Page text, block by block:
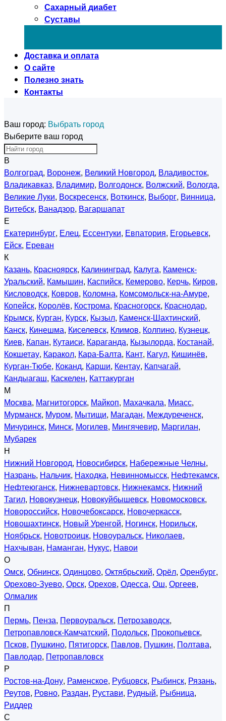
Сахарный диабет
Суставы
Доставка и оплата
О сайте
Полезно знать
Контакты
Ваш город: Выбрать город
Выберите ваш город
В
Волгоград, Воронеж, Великий Новгород, Владивосток,
Владикавказ, Владимир, Волгодонск, Волжский, Вологда,
Великие Луки, Воскресенск, Воткинск, Выборг, Винница,
Витебск, Ванадзор, Вагаршапат
Е
Екатеринбург, Елец, Ессентуки, Евпатория, Егорьевск,
Ейск, Ереван
К
Казань, Красноярск, Калининград, Калуга, Каменск-
Уральский, Камышин, Каспийск, Кемерово, Керчь, Киров,
Кисловодск, Ковров, Коломна, Комсомольск-на-Амуре,
Копейск, Королёв, Кострома, Красногорск, Краснодар,
Крымск, Курган, Курск, Кызыл, Каменск-Шахтинский,
Канск, Кинешма, Киселевск, Климов, Колпино, Кузнецк,
Киев, Капан, Кутаиси, Караганда, Кызылорда, Костанай,
Кокшетау, Каракол, Кара-Балта, Кант, Кагул, Кишинёв,
Курган-Тюбе, Коканд, Карши, Кентау, Капчагай,
Кандыагаш, Каскелен, Каттакурган
М
Москва, Магнитогорск, Майкоп, Махачкала, Миасс,
Мурманск, Муром, Мытищи, Магадан, Междуреченск,
Мичуринск, Минск, Могилев, Мингячевир, Маргилан,
Мубарек
Н
Нижний Новгород, Новосибирск, Набережные Челны,
Назрань, Нальчик, Находка, Невинномысск, Нефтекамск,
Нефтеюганск, Нижневартовск, Нижнекамск, Нижний
Тагил, Новокузнецк, Новокуйбышевск, Новомосковск,
Новороссийск, Новочебоксарск, Новочеркасск,
Новошахтинск, Новый Уренгой, Ногинск, Норильск,
Ноябрьск, Новотроицк, Новоуральск, Николаев,
Нахчыван, Наманган, Нукус, Навои
О
Омск, Обнинск, Одинцово, Октябрьский, Орёл, Оренбург,
Орехово-Зуево, Орск, Орехов, Одесса, Ош, Оргеев,
Олмалик
П
Пермь, Пенза, Первоуральск, Петрозаводск,
Петропавловск-Камчатский, Подольск, Прокопьевск,
Псков, Пушкино, Пятигорск, Павлов, Пушкин, Полтава,
Павлодар, Петропавловск
Р
Ростов-на-Дону, Раменское, Рубцовск, Рыбинск, Рязань,
Реутов, Ровно, Раздан, Рустави, Рудный, Рыбница,
Риддер
С